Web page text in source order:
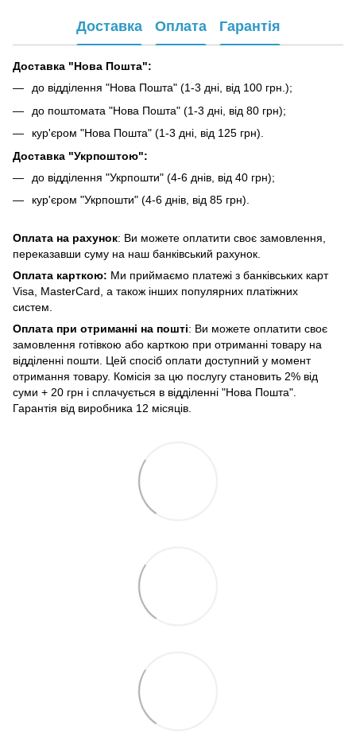
Доставка Оплата Гарантія
Доставка "Нова Пошта":
до відділення "Нова Пошта" (1-3 дні, від 100 грн.);
до поштомата "Нова Пошта" (1-3 дні, від 80 грн);
кур'єром "Нова Пошта" (1-3 дні, від 125 грн).
Доставка "Укрпоштою":
до відділення "Укрпошти" (4-6 днів, від 40 грн);
кур'єром "Укрпошти" (4-6 днів, від 85 грн).
Оплата на рахунок: Ви можете оплатити своє замовлення,
переказавши суму на наш банківський рахунок.
Оплата карткою: Ми приймаємо платежі з банківських карт
Visa, MasterCard, а також інших популярних платіжних
систем.
Оплата при отриманні на пошті: Ви можете оплатити своє
замовлення готівкою або карткою при отриманні товару на
відділенні пошти. Цей спосіб оплати доступний у момент
отримання товару. Комісія за цю послугу становить 2% від
суми + 20 грн і сплачується в відділенні "Нова Пошта".
Гарантія від виробника 12 місяців.